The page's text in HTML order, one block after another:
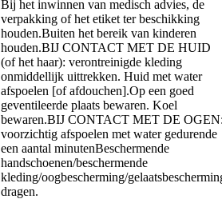
Bij het inwinnen van medisch advies, de
verpakking of het etiket ter beschikking
houden.Buiten het bereik van kinderen
houden.BIJ CONTACT MET DE HUID
(of het haar): verontreinigde kleding
onmiddellijk uittrekken. Huid met water
afspoelen [of afdouchen].Op een goed
geventileerde plaats bewaren. Koel
bewaren.BIJ CONTACT MET DE
voorzichtig afspoelen met water gedurende
een aantal minutenBeschermende
handschoenen/beschermende
kleding/oogbescherming/
dragen.